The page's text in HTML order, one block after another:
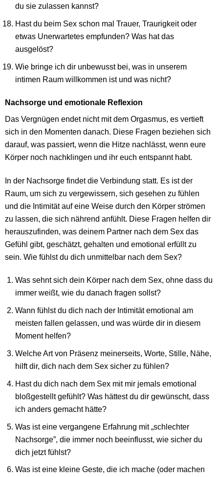
du sie zulassen kannst?
Hast du beim Sex schon mal Trauer, Traurigkeit oder
etwas Unerwartetes empfunden? Was hat das
ausgelöst?
Wie bringe ich dir unbewusst bei, was in unserem
intimen Raum willkommen ist und was nicht?
Nachsorge und emotionale Reflexion
Das Vergnügen endet nicht mit dem Orgasmus, es vertieft
sich in den Momenten danach. Diese Fragen beziehen sich
darauf, was passiert, wenn die Hitze nachlässt, wenn eure
Körper noch nachklingen und ihr euch entspannt habt.
In der Nachsorge findet die Verbindung statt. Es ist der
Raum, um sich zu vergewissern, sich gesehen zu fühlen
und die Intimität auf eine Weise durch den Körper strömen
zu lassen, die sich nährend anfühlt. Diese Fragen helfen dir
herauszufinden, was deinem Partner nach dem Sex das
Gefühl gibt, geschätzt, gehalten und emotional erfüllt zu
sein. Wie fühlst du dich unmittelbar nach dem Sex?
Was sehnt sich dein Körper nach dem Sex, ohne dass du
immer weißt, wie du danach fragen sollst?
Wann fühlst du dich nach der Intimität emotional am
meisten fallen gelassen, und was würde dir in diesem
Moment helfen?
Welche Art von Präsenz meinerseits, Worte, Stille, Nähe,
hilft dir, dich nach dem Sex sicher zu fühlen?
Hast du dich nach dem Sex mit mir jemals emotional
bloßgestellt gefühlt? Was hättest du dir gewünscht, dass
ich anders gemacht hätte?
Was ist eine vergangene Erfahrung mit „schlechter
Nachsorge”, die immer noch beeinflusst, wie sicher du
dich jetzt fühlst?
Was ist eine kleine Geste, die ich mache (oder machen